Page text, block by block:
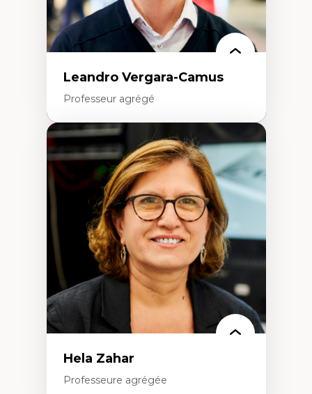
Leandro Vergara-Camus
Professeur agrégé
Expertises
Amérique latine
Théories du développement et
développement alternatif
Théories de l’État
Développement durable
Économie politique
Théories marxistes
Mouvements sociaux
Transition énergétique
Énergies renouvelables
Hela Zahar
Professeure agrégée